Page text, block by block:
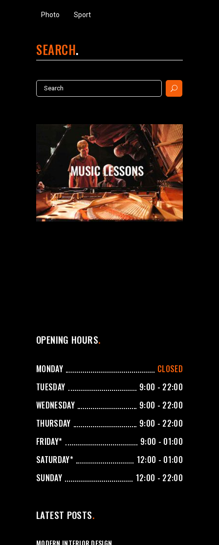
Photo Sport
SEARCH
Search
for:
OPENING HOURS
MONDAY
CLOSED
TUESDAY
9:00 - 22:00
WEDNESDAY
9:00 - 22:00
THURSDAY
9:00 - 22:00
FRIDAY*
9:00 - 01:00
SATURDAY*
12:00 - 01:00
SUNDAY
12:00 - 22:00
LATEST POSTS
MODERN INTERIOR DESIGN